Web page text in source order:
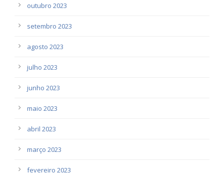
outubro 2023
setembro 2023
agosto 2023
julho 2023
junho 2023
maio 2023
abril 2023
março 2023
fevereiro 2023